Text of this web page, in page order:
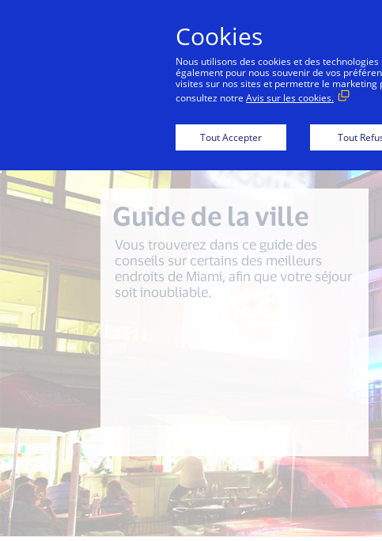
Guide de la ville
Vous trouverez dans ce guide des
conseils sur certains des meilleurs
endroits de Miami, afin que votre séjour
soit inoubliable.
Cookies
Nous utilisons des cookies et des
également pour nous souvenir de vos
visites sur nos sites et permettre le marketing
consultez notre Avis sur les cookies.
Tout Accepter Tout